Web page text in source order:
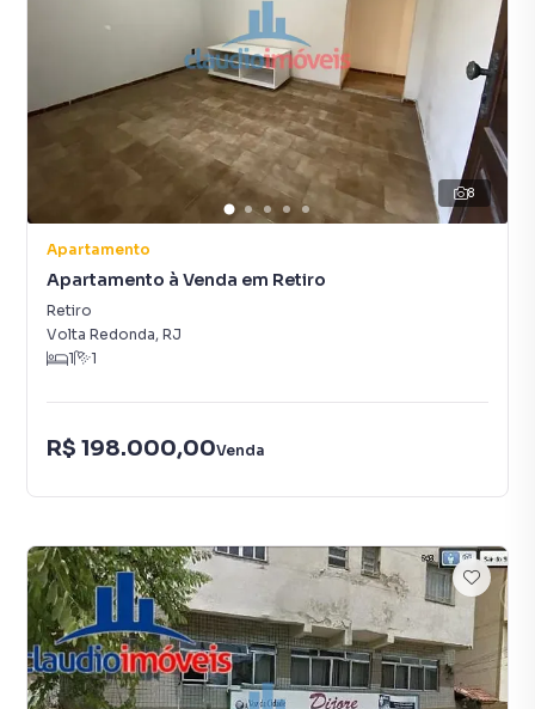
8
Apartamento
Apartamento à Venda em Retiro
Retiro
Volta Redonda, RJ
1
1
R$ 198.000,00Venda